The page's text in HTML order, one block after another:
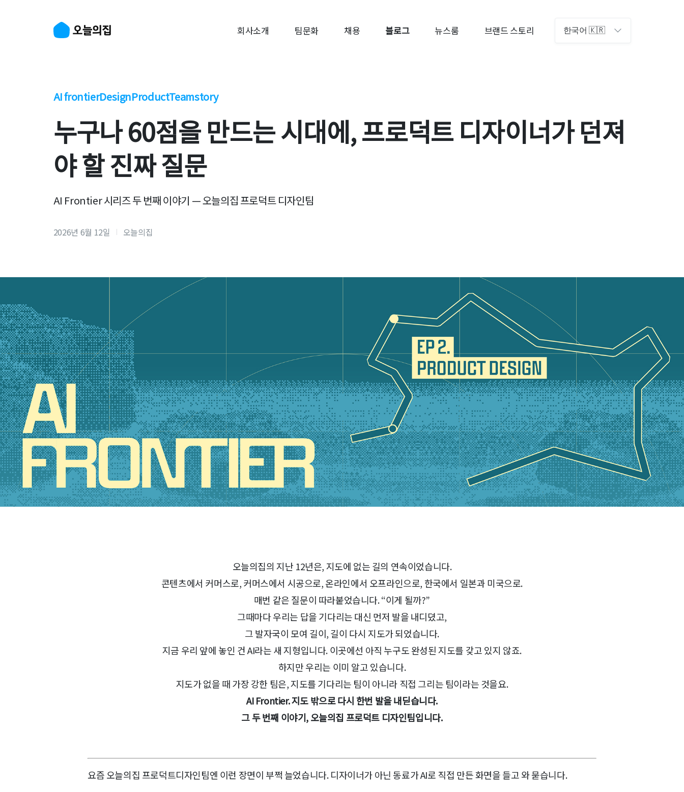
회사소개 팀문화 채용 블로그 뉴스룸 브랜드 스토리 한국어 🇰🇷
AI frontierDesignProductTeamstory
누구나 60점을 만드는 시대에, 프로덕트 디자이너가 던져
야 할 진짜 질문
AI Frontier 시리즈 두 번째 이야기 — 오늘의집 프로덕트 디자인팀
2026년 6월 12일 오늘의집
오늘의집의 지난 12년은, 지도에 없는 길의 연속이었습니다.
콘텐츠에서 커머스로, 커머스에서 시공으로, 온라인에서 오프라인으로, 한국에서 일본과 미국으로.
매번 같은 질문이 따라붙었습니다. “이게 될까?”
그때마다 우리는 답을 기다리는 대신 먼저 발을 내디뎠고,
그 발자국이 모여 길이, 길이 다시 지도가 되었습니다.
지금 우리 앞에 놓인 건 AI라는 새 지형입니다. 이곳에선 아직 누구도 완성된 지도를 갖고 있지 않죠.
하지만 우리는 이미 알고 있습니다.
지도가 없을 때 가장 강한 팀은, 지도를 기다리는 팀이 아니라 직접 그리는 팀이라는 것을요.
AI Frontier. 지도 밖으로 다시 한번 발을 내딛습니다.
그 두 번째 이야기, 오늘의집 프로덕트 디자인팀입니다.
요즘 오늘의집 프로덕트디자인팀엔 이런 장면이 부쩍 늘었습니다. 디자이너가 아닌 동료가 AI로 직접 만든 화면을 들고 와 묻습니다.